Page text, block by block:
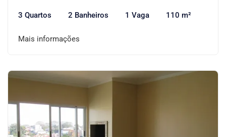
3 Quartos 2 Banheiros 1 Vaga 110 m²
Mais informações